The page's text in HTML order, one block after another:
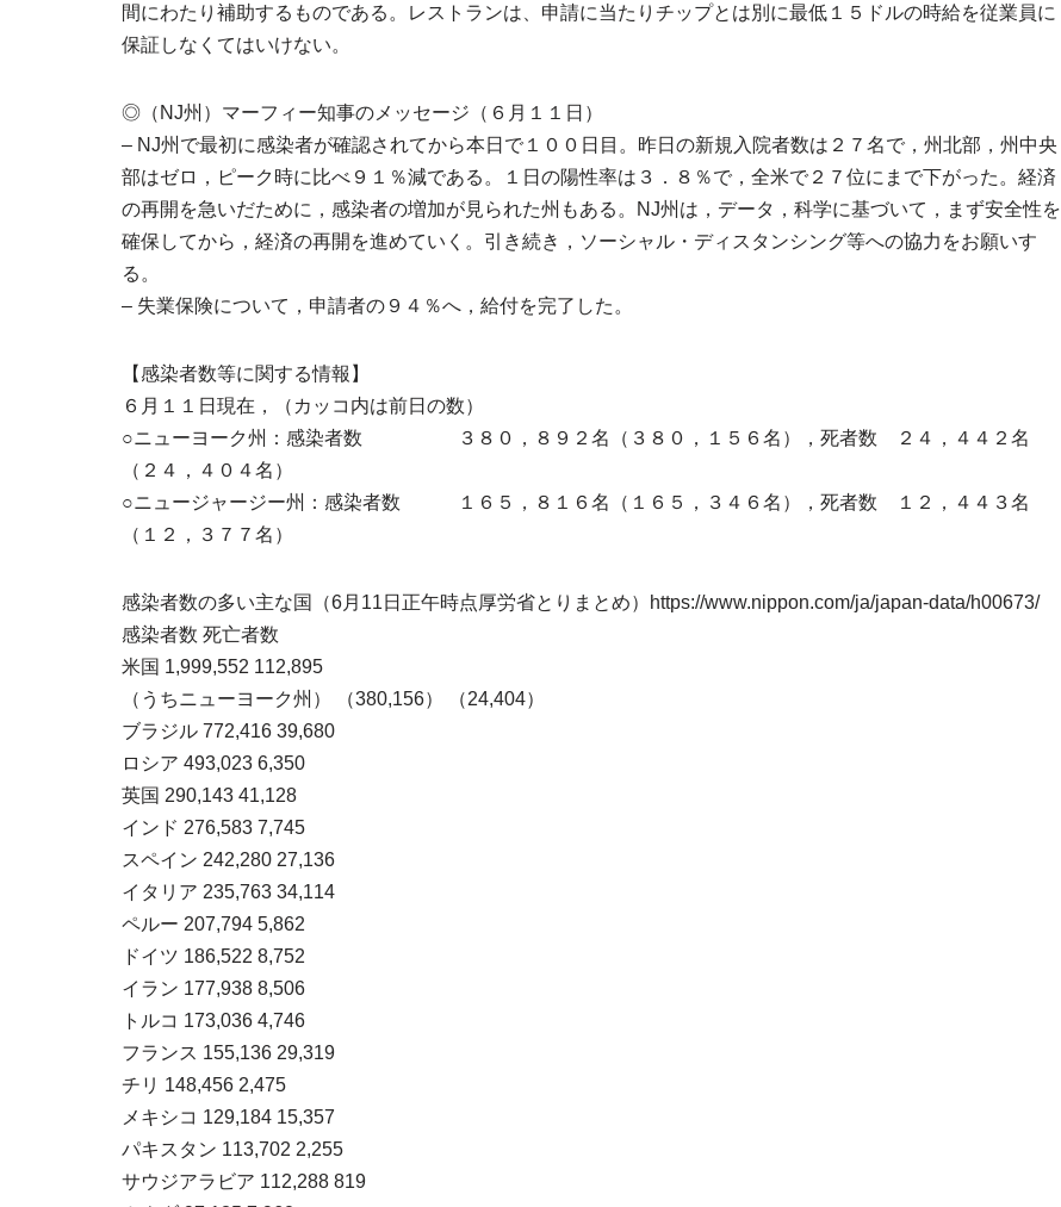
間にわたり補助するものである。レストランは、申請に当たりチップとは別に最低１５ドルの時給を従業員に
保証しなくてはいけない。
◎（NJ州）マーフィー知事のメッセージ（６月１１日）
– NJ州で最初に感染者が確認されてから本日で１００日目。昨日の新規入院者数は２７名で，州北部，州中央
部はゼロ，ピーク時に比べ９１％減である。１日の陽性率は３．８％で，全米で２７位にまで下がった。経済
の再開を急いだために，感染者の増加が見られた州もある。NJ州は，データ，科学に基づいて，まず安全性を
確保してから，経済の再開を進めていく。引き続き，ソーシャル・ディスタンシング等への協力をお願いす
る。
– 失業保険について，申請者の９４％へ，給付を完了した。
【感染者数等に関する情報】
６月１１日現在，（カッコ内は前日の数）
○ニューヨーク州：感染者数 ３８０，８９２名（３８０，１５６名），死者数 ２４，４４２名
（２４，４０４名）
○ニュージャージー州：感染者数 １６５，８１６名（１６５，３４６名），死者数 １２，４４３名
（１２，３７７名）
感染者数の多い主な国（6月11日正午時点厚労省とりまとめ）https://www.nippon.com/ja/japan-data/h00673/
感染者数 死亡者数
米国 1,999,552 112,895
（うちニューヨーク州） （380,156） （24,404）
ブラジル 772,416 39,680
ロシア 493,023 6,350
英国 290,143 41,128
インド 276,583 7,745
スペイン 242,280 27,136
イタリア 235,763 34,114
ペルー 207,794 5,862
ドイツ 186,522 8,752
イラン 177,938 8,506
トルコ 173,036 4,746
フランス 155,136 29,319
チリ 148,456 2,475
メキシコ 129,184 15,357
パキスタン 113,702 2,255
サウジアラビア 112,288 819